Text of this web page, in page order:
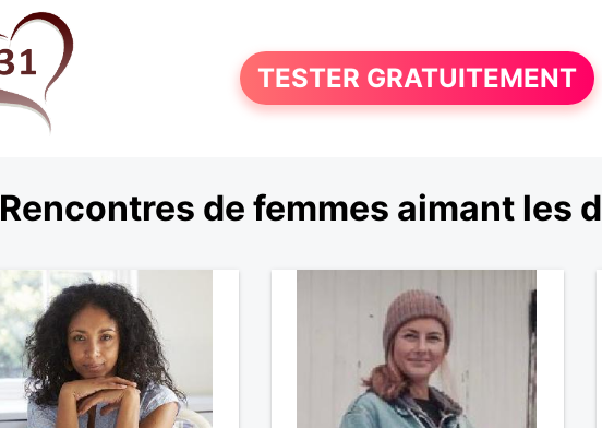
TESTER GRATUITEMENT
Rencontres de femmes aimant les